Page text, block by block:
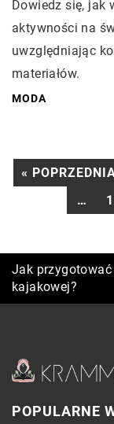
Dowiedz się, jak
aktywności na
uwzględniając
materiałów.
MODA
«
…
Jak znaleźć
każdą okazję?
Jak
kajakowej?
Jak wybrać
komfort i
POPULARNE